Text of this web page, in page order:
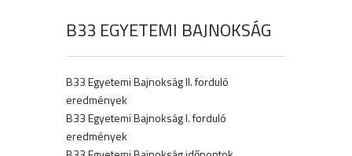
B33 EGYETEMI BAJNOKSÁG
B33 Egyetemi Bajnokság II. forduló
eredmények
B33 Egyetemi Bajnokság I. forduló
eredmények